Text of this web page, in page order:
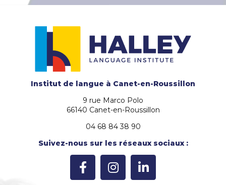
Institut de langue à Canet-en-Roussillon
9 rue Marco Polo
66140 Canet-en-Roussillon
04 68 84 38 90
Suivez-nous sur les réseaux sociaux :